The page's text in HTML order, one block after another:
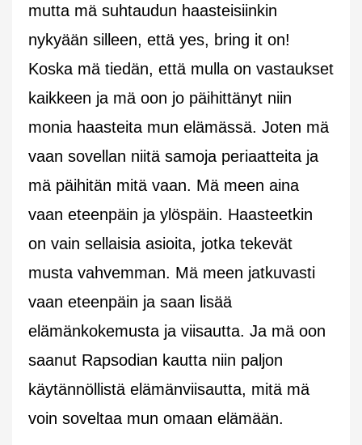
mutta mä suhtaudun haasteisiinkin
nykyään silleen, että yes, bring it on!
Koska mä tiedän, että mulla on vastaukset
kaikkeen ja mä oon jo päihittänyt niin
monia haasteita mun elämässä. Joten mä
vaan sovellan niitä samoja periaatteita ja
mä päihitän mitä vaan. Mä meen aina
vaan eteenpäin ja ylöspäin. Haasteetkin
on vain sellaisia asioita, jotka tekevät
musta vahvemman. Mä meen jatkuvasti
vaan eteenpäin ja saan lisää
elämänkokemusta ja viisautta. Ja mä oon
saanut Rapsodian kautta niin paljon
käytännöllistä elämänviisautta, mitä mä
voin soveltaa mun omaan elämään.